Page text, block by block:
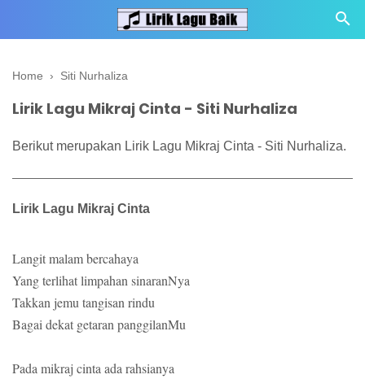
Home › Siti Nurhaliza
Lirik Lagu Mikraj Cinta - Siti Nurhaliza
Berikut merupakan Lirik Lagu Mikraj Cinta - Siti Nurhaliza.
Lirik Lagu Mikraj Cinta
Langit malam bercahaya
Yang terlihat limpahan sinaranNya
Takkan jemu tangisan rindu
Bagai dekat getaran panggilanMu
Pada mikraj cinta ada rahsianya